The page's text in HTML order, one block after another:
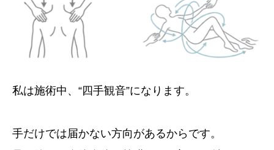
私は施術中、“四手観音”になります。
手だけでは届かない方向があるからです。